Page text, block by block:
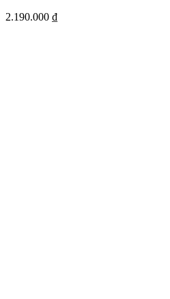
2.190.000 ₫